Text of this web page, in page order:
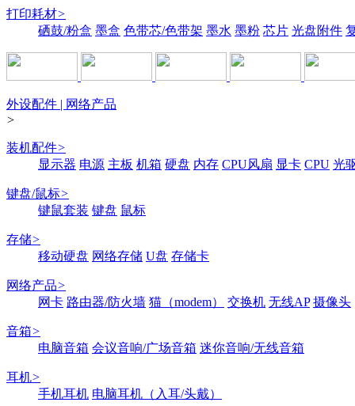
打印耗材>
硒鼓/粉盒 墨盒 色带芯/色带架 墨水 墨粉 芯片 光盘附件
外设配件 | 网络产品
>
装机配件>
显示器 电源 主板 机箱 硬盘 内存 CPU风扇 显卡 CPU 光
键盘/鼠标>
键鼠套装 键盘 鼠标
存储>
移动硬盘 网络存储 U盘 存储卡
网络产品>
网卡 路由器/防火墙 猫（modem） 交换机 无线AP 摄像头
音箱>
电脑音箱 会议音响/广场音箱 迷你音响/无线音箱
耳机>
手机耳机 电脑耳机（入耳/头戴）